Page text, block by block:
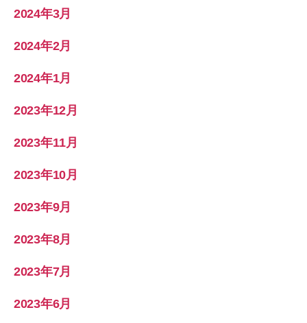
2024年3月
2024年2月
2024年1月
2023年12月
2023年11月
2023年10月
2023年9月
2023年8月
2023年7月
2023年6月